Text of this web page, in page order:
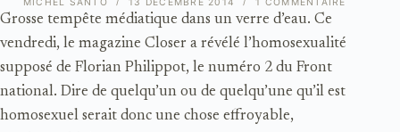
Grosse tempête médiatique dans un verre d’eau. Ce
vendredi, le magazine Closer a révélé l’homosexualité
supposé de Florian Philippot, le numéro 2 du Front
national. Dire de quelqu’un ou de quelqu’une qu’il est
homosexuel serait donc une chose effroyable,
MICHEL SANTO 13 DÉCEMBRE 2014 1 COMMENTAIRE